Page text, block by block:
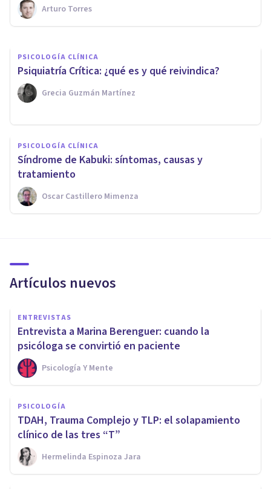
Arturo Torres
Oscar Castillero Mimenza
PSICOLOGÍA CLÍNICA
Psiquiatría Crítica: ¿qué es y qué reivindica?
Grecia Guzmán Martínez
PSICOLOGÍA CLÍNICA
​Síndrome de Kabuki: síntomas, causas y
tratamiento
Oscar Castillero Mimenza
Artículos nuevos
ENTREVISTAS
Entrevista a Marina Berenguer: cuando la
psicóloga se convirtió en paciente
Psicología Y Mente
PSICOLOGÍA
TDAH, Trauma Complejo y TLP: el solapamiento
clínico de las tres “T”
Hermelinda Espinoza Jara